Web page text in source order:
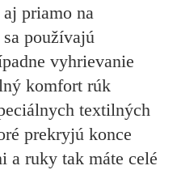
priamo na
používajú
vyhrievanie
komfort rúk
textilných
prekryjú konce
a ruky tak máte celé